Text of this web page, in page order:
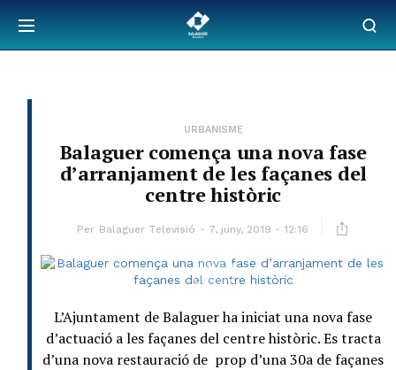
URBANISME
Balaguer comença una nova fase
d’arranjament de les façanes del
centre històric
Per Balaguer Televisió 7, juny, 2019 - 12:16
L’Ajuntament de Balaguer ha iniciat una nova fase
d’actuació a les façanes del centre històric. Es tracta
d’una nova restauració de prop d’una 30a de façanes